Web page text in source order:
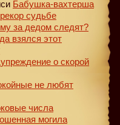
Бабушка-вахтерша
судьбе
за дедом следят?
взялся этот
о скорой
не любят
числа
могила